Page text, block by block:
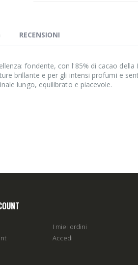
RECENSIONI
fondente, con l'85% di cacao
brillante e per gli intensi profumi e
lungo, equilibrato e piacevole.
I miei ordini
Accedi